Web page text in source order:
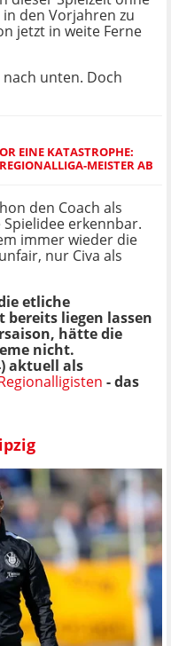
den Vorjahren zu
jetzt in weite Ferne
unten. Doch
EINE KATASTROPHE:
MEISTER AB
den Coach als
erkennbar.
immer wieder die
nur Civa als
etliche
bereits liegen lassen
hätte die
nicht.
aktuell als
- das